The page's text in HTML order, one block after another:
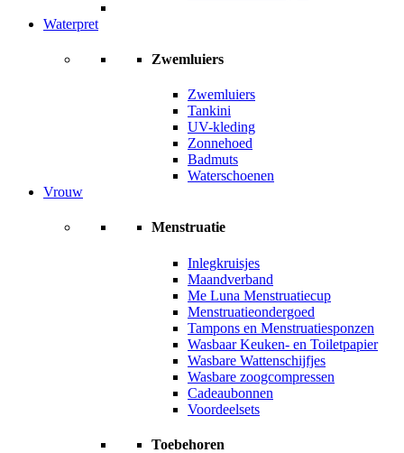
Waterpret
Zwemluiers
Zwemluiers
Tankini
UV-kleding
Zonnehoed
Badmuts
Waterschoenen
Vrouw
Menstruatie
Inlegkruisjes
Maandverband
Me Luna Menstruatiecup
Menstruatieondergoed
Tampons en Menstruatiesponzen
Wasbaar Keuken- en Toiletpapier
Wasbare Wattenschijfjes
Wasbare zoogcompressen
Cadeaubonnen
Voordeelsets
Toebehoren